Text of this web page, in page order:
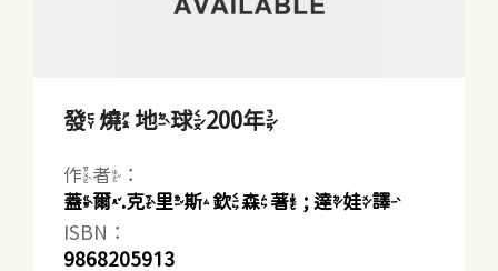
發燒地球200年
作者：
蓋爾.克里斯欽森著 ; 達娃譯
ISBN：
9868205913